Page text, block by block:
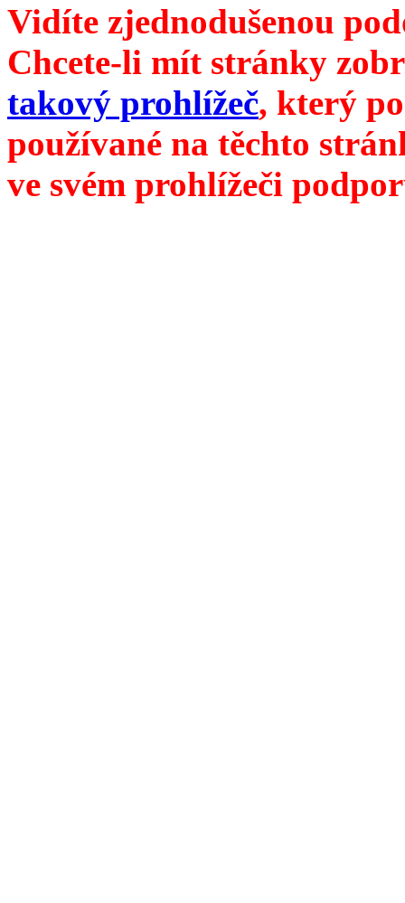
Vidíte zjednodušenou
Chcete-li mít stránky
takový prohlížeč, který
používané na těchto
ve svém prohlížeči